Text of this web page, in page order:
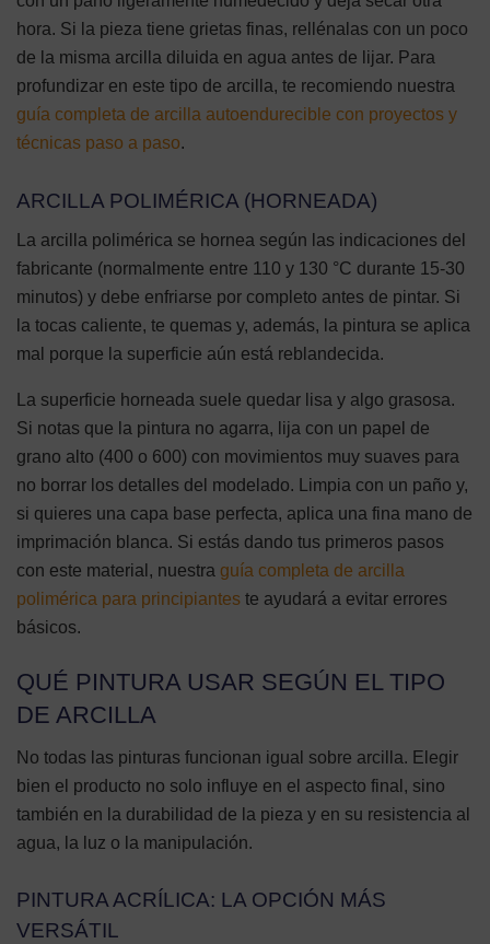
hora. Si la pieza tiene grietas finas, rellénalas con un poco
de la misma arcilla diluida en agua antes de lijar. Para
profundizar en este tipo de arcilla, te recomiendo nuestra
guía completa de arcilla autoendurecible con proyectos y
técnicas paso a paso.
ARCILLA POLIMÉRICA (HORNEADA)
La arcilla polimérica se hornea según las indicaciones del
fabricante (normalmente entre 110 y 130 °C durante 15-30
minutos) y debe enfriarse por completo antes de pintar. Si
la tocas caliente, te quemas y, además, la pintura se aplica
mal porque la superficie aún está reblandecida.
La superficie horneada suele quedar lisa y algo grasosa.
Si notas que la pintura no agarra, lija con un papel de
grano alto (400 o 600) con movimientos muy suaves para
no borrar los detalles del modelado. Limpia con un paño y,
si quieres una capa base perfecta, aplica una fina mano de
imprimación blanca. Si estás dando tus primeros pasos
con este material, nuestra guía completa de arcilla
polimérica para principiantes te ayudará a evitar errores
básicos.
QUÉ PINTURA USAR SEGÚN EL TIPO
DE ARCILLA
No todas las pinturas funcionan igual sobre arcilla. Elegir
bien el producto no solo influye en el aspecto final, sino
también en la durabilidad de la pieza y en su resistencia al
agua, la luz o la manipulación.
PINTURA ACRÍLICA: LA OPCIÓN MÁS
VERSÁTIL